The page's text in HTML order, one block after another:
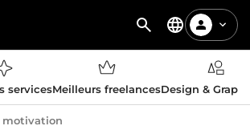
servicesMeilleurs freelancesDesign &
motivation